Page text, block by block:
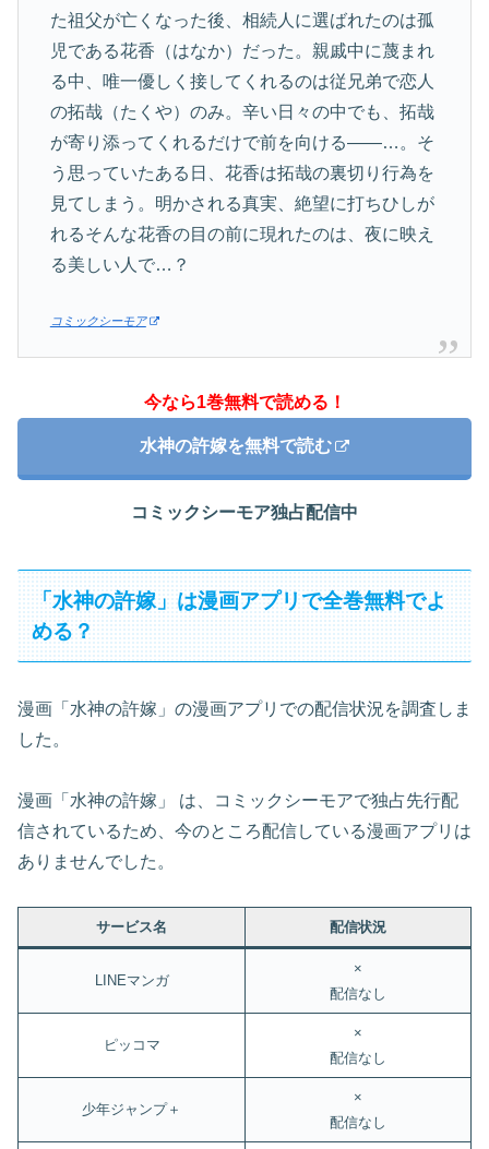
た祖父が亡くなった後、相続人に選ばれたのは孤
児である花香（はなか）だった。親戚中に蔑まれ
る中、唯一優しく接してくれるのは従兄弟で恋人
の拓哉（たくや）のみ。辛い日々の中でも、拓哉
が寄り添ってくれるだけで前を向ける――…。そ
う思っていたある日、花香は拓哉の裏切り行為を
見てしまう。明かされる真実、絶望に打ちひしが
れるそんな花香の目の前に現れたのは、夜に映え
る美しい人で…？
コミックシーモア
今なら1巻無料で読める！
水神の許嫁を無料で読む
コミックシーモア独占配信中
「水神の許嫁」は漫画アプリで全巻無料でよ
める？
漫画「水神の許嫁」の漫画アプリでの配信状況を調査しま
した。
漫画「水神の許嫁」 は、コミックシーモアで独占先行配
信されているため、今のところ配信している漫画アプリは
ありませんでした。
サービス名 配信状況
LINEマンガ
×
配信なし
ピッコマ
×
配信なし
少年ジャンプ＋
×
配信なし